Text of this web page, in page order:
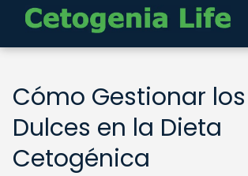
Cómo Gestionar
Dulces en la Dieta
Cetogénica